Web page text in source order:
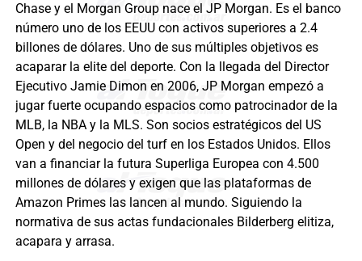
Chase y el Morgan Group nace el JP Morgan. Es el banco
número uno de los EEUU con activos superiores a 2.4
billones de dólares. Uno de sus múltiples objetivos es
acaparar la elite del deporte. Con la llegada del Director
Ejecutivo Jamie Dimon en 2006, JP Morgan empezó a
jugar fuerte ocupando espacios como patrocinador de la
MLB, la NBA y la MLS. Son socios estratégicos del US
Open y del negocio del turf en los Estados Unidos. Ellos
van a financiar la futura Superliga Europea con 4.500
millones de dólares y exigen que las plataformas de
Amazon Primes las lancen al mundo. Siguiendo la
normativa de sus actas fundacionales Bilderberg elitiza,
acapara y arrasa.